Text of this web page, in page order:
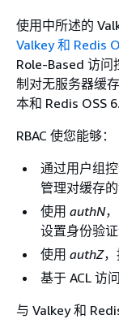
使用中所述的
Valkey 和 Redis
Role-Based 访问
制对无服务器缓
本和 Redis OSS
RBAC 使您能够：
通过用户组
管理对缓存
使用 authN
设置身份验证
使用 authZ，
基于 ACL 访
与 Valkey 和